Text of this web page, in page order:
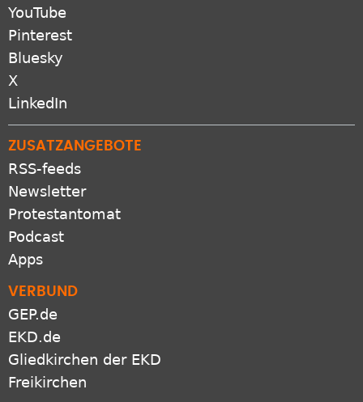
YouTube
Pinterest
Bluesky
X
LinkedIn
ZUSATZANGEBOTE
RSS-feeds
Newsletter
Protestantomat
Podcast
Apps
VERBUND
GEP.de
EKD.de
Gliedkirchen der EKD
Freikirchen